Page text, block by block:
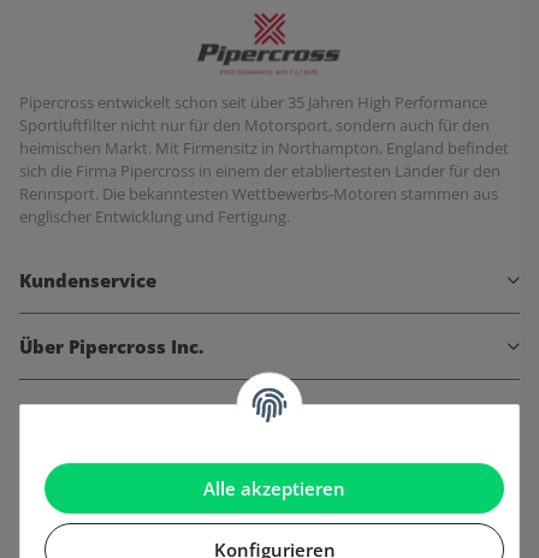
Alle akzeptieren
Konfigurieren
Pipercross entwickelt schon seit über 35 Jahren High Performance
Sportluftfilter nicht nur für den Motorsport, sondern auch für den
heimischen Markt. Mit Firmensitz in Northampton, England befindet
sich die Firma Pipercross in einem der etabliertesten Länder für den
Rennsport. Die bekanntesten Wettbewerbs-Motoren stammen aus
englischer Entwicklung und Fertigung.
Kundenservice
Über Pipercross Inc.
Informationen
Gesetzliche Informationen